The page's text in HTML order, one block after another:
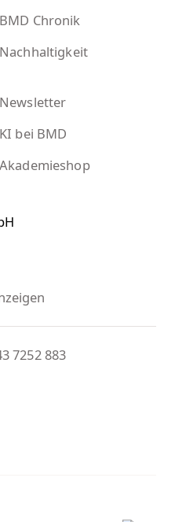
BMD Chronik
Nachhaltigkeit
Newsletter
KI bei BMD
Akademieshop
7252 883